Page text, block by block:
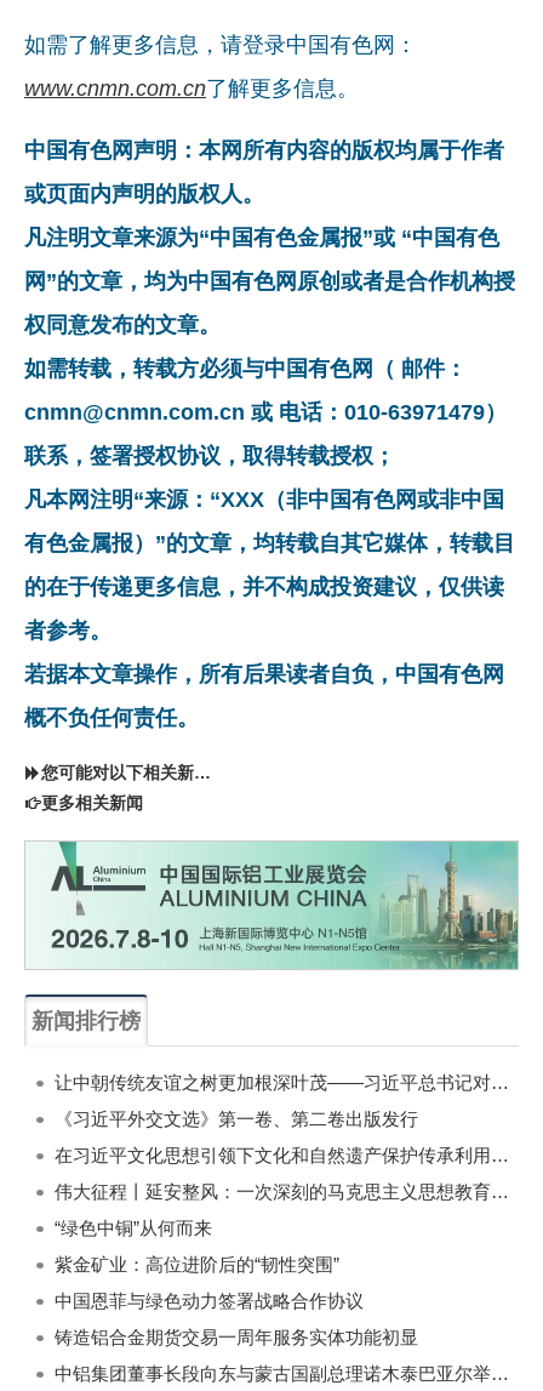
如需了解更多信息，请登录中国有色网：
www.cnmn.com.cn了解更多信息。
中国有色网声明：本网所有内容的版权均属于作者
或页面内声明的版权人。
凡注明文章来源为“中国有色金属报”或 “中国有色
网”的文章，均为中国有色网原创或者是合作机构授
权同意发布的文章。
如需转载，转载方必须与中国有色网（ 邮件：
cnmn@cnmn.com.cn 或 电话：010-63971479）
联系，签署授权协议，取得转载授权；
凡本网注明“来源：“XXX（非中国有色网或非中国
有色金属报）”的文章，均转载自其它媒体，转载目
的在于传递更多信息，并不构成投资建议，仅供读
者参考。
若据本文章操作，所有后果读者自负，中国有色网
概不负任何责任。
您可能对以下相关新闻同样感兴趣
更多相关新闻
新闻排行榜
让中朝传统友谊之树更加根深叶茂——习近平总书记对朝鲜进行国事访问纪实
《习近平外交文选》第一卷、第二卷出版发行
在习近平文化思想引领下文化和自然遗产保护传承利用工作开创新局面
伟大征程丨延安整风：一次深刻的马克思主义思想教育运动
“绿色中铜”从何而来
紫金矿业：高位进阶后的“韧性突围”
中国恩菲与绿色动力签署战略合作协议
铸造铝合金期货交易一周年服务实体功能初显
中铝集团董事长段向东与蒙古国副总理诺木泰巴亚尔举行会谈